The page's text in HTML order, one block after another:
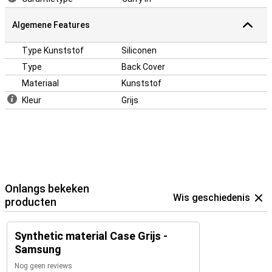
Algemene Features
Type Kunststof
Siliconen
Type
Back Cover
Materiaal
Kunststof
Kleur
Grijs
Onlangs bekeken
producten
Wis geschiedenis
Synthetic material Case Grijs -
Samsung
Nog geen reviews